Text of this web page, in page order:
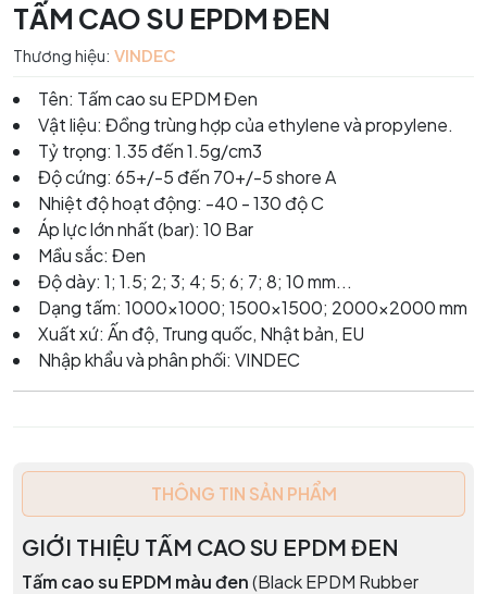
TẤM CAO SU EPDM ĐEN
Thương hiệu: VINDEC
Tên: Tấm cao su EPDM Đen
Vật liệu: Đồng trùng hợp của ethylene và propylene.
Tỷ trọng: 1.35 đến 1.5g/cm3
Độ cứng: 65+/-5 đến 70+/-5 shore A
Nhiệt độ hoạt động: -40 - 130 độ C
Áp lực lớn nhất (bar): 10 Bar
Mầu sắc: Đen
Độ dày: 1; 1.5; 2; 3; 4; 5; 6; 7; 8; 10 mm...
Dạng tấm: 1000x1000; 1500x1500; 2000x2000 mm
Xuất xứ: Ấn độ, Trung quốc, Nhật bản, EU
Nhập khẩu và phân phối: VINDEC
THÔNG TIN SẢN PHẨM
GIỚI THIỆU TẤM CAO SU EPDM ĐEN
Tấm cao su EPDM màu đen(Black EPDM Rubber